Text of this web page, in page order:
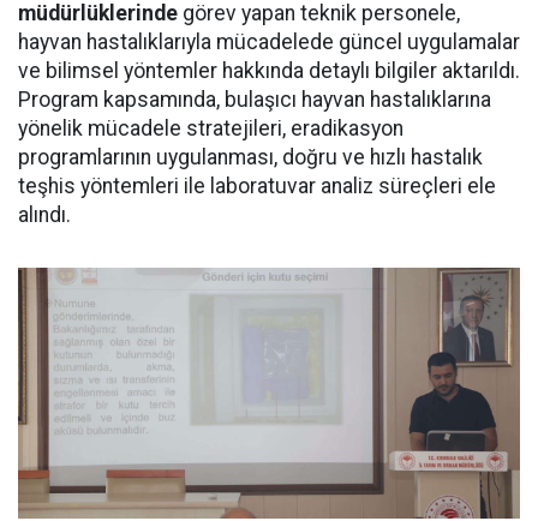
müdürlüklerinde görev yapan teknik personele,
hayvan hastalıklarıyla mücadelede güncel uygulamalar
ve bilimsel yöntemler hakkında detaylı bilgiler aktarıldı.
Program kapsamında, bulaşıcı hayvan hastalıklarına
yönelik mücadele stratejileri, eradikasyon
programlarının uygulanması, doğru ve hızlı hastalık
teşhis yöntemleri ile laboratuvar analiz süreçleri ele
alındı.